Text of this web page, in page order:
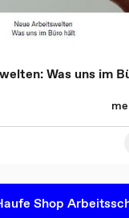
Was uns im
Shop